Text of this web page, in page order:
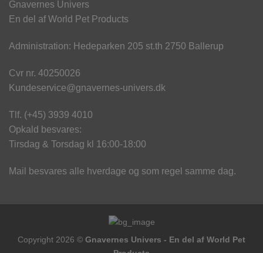
Gnavernes Univers
En del af World Pet Products
Administration: Hedeparken 205 st.th 2750 Ballerup
Cvr nr. 40250026
Kundeservice@gnavernes-univers.dk
Tlf. (+45) 3939 4010
Opkald besvares:
Tirsdag & Torsdag kl 16:00-18:00
Mail besvares alle hverdage og som regel samme dag.
Copyright 2026 © Gnavernes Univers - En del af World Pet